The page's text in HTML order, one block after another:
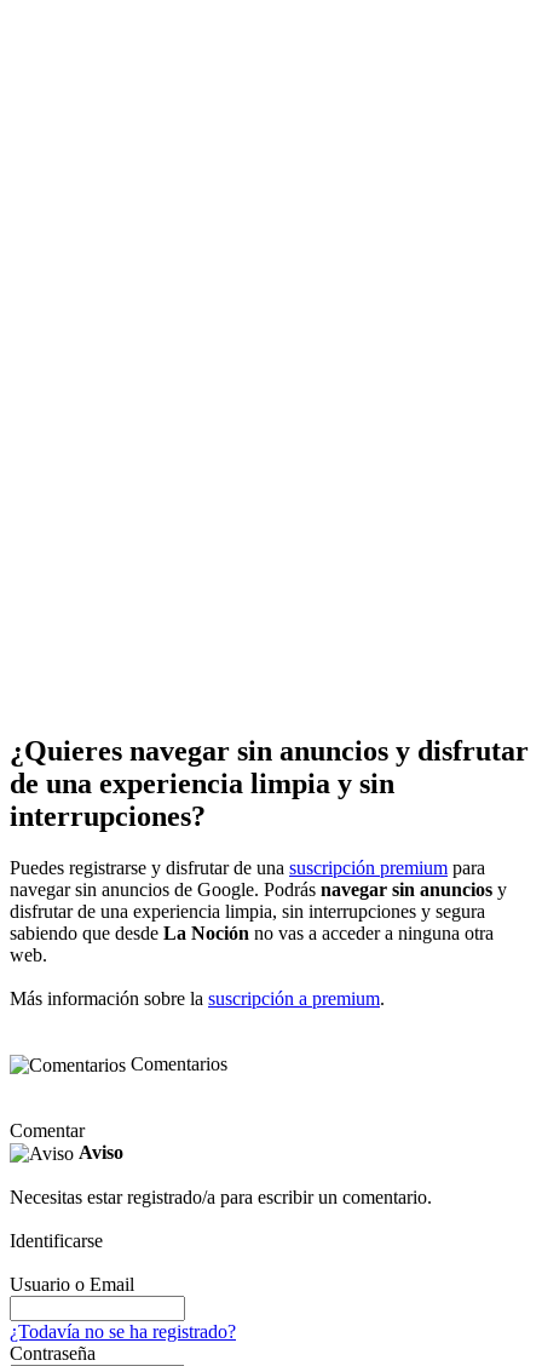
¿Quieres navegar sin anuncios y disfrutar
de una experiencia limpia y sin
interrupciones?
Puedes registrarse y disfrutar de una suscripción premium para
navegar sin anuncios de Google. Podrás navegar sin anuncios y
disfrutar de una experiencia limpia, sin interrupciones y segura
sabiendo que desde La Noción no vas a acceder a ninguna otra
web.
Más información sobre la suscripción a premium.
Comentarios
Comentar
Aviso
Necesitas estar registrado/a para escribir un comentario.
Identificarse
Usuario o Email
¿Todavía no se ha registrado?
Contraseña